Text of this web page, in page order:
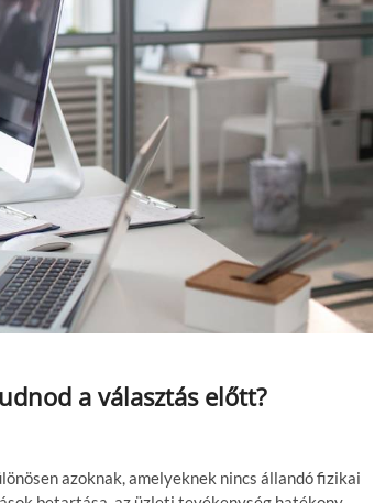
a választás előtt?
azoknak, amelyeknek nincs állandó fizikai